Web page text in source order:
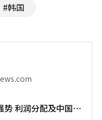
#韩国
势 利润分配及中国竞